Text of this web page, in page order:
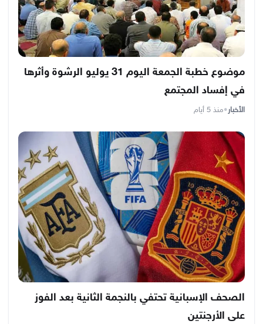
موضوع خطبة الجمعة اليوم 31 يوليو الرشوة وأثرها
في إفساد المجتمع
الأخبار•منذ 5 أيام
الصحف الإسبانية تحتفي بالنجمة الثانية بعد الفوز
على الأرجنتين